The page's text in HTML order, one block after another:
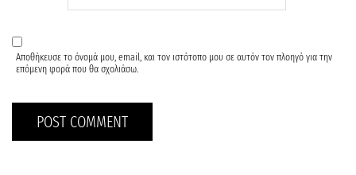
Αποθήκευσε το όνομά μου, email, και τον ιστότοπο μου σε αυτόν τον πλοηγό για την
επόμενη φορά που θα σχολιάσω.